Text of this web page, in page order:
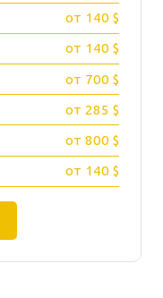
от 140 $
от 140 $
от 700 $
от 285 $
от 800 $
от 140 $